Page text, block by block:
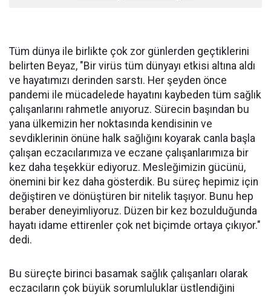
Tüm dünya ile birlikte çok zor günlerden geçtiklerini
belirten Beyaz, "Bir virüs tüm dünyayı etkisi altına aldı
ve hayatımızı derinden sarstı. Her şeyden önce
pandemi ile mücadelede hayatını kaybeden tüm sağlık
çalışanlarını rahmetle anıyoruz. Sürecin başından bu
yana ülkemizin her noktasında kendisinin ve
sevdiklerinin önüne halk sağlığını koyarak canla başla
çalışan eczacılarımıza ve eczane çalışanlarımıza bir
kez daha teşekkür ediyoruz. Mesleğimizin gücünü,
önemini bir kez daha gösterdik. Bu süreç hepimiz için
değiştiren ve dönüştüren bir nitelik taşıyor. Bunu hep
beraber deneyimliyoruz. Düzen bir kez bozulduğunda
hayatı idame ettirenler çok net biçimde ortaya çıkıyor."
dedi.
Bu süreçte birinci basamak sağlık çalışanları olarak
eczacıların çok büyük sorumluluklar üstlendiğini